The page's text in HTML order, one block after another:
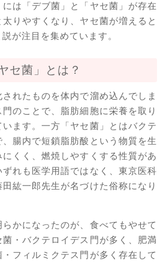
は「デブ菌」と「ヤセ菌」が存在
りやすくなり、ヤセ菌が増えると
が注目を集めています。
セ菌」とは？
されたものを体内で溜め込んでしま
のことで、脂肪細胞に栄養を取り
ます。一方「ヤセ菌」とはバクテ
腸内で短鎖脂肪酸という物質を生
くく、燃焼しやすくする性質があ
れも医学用語ではなく、東京医科
紘一郎先生が名づけた俗称になり
かになったのが、食べてもやせて
・バクテロイデス門が多く、肥満
フィルミクテス門が多く存在して